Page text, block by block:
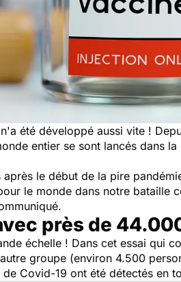
été développé aussi vite !
entier se sont lancés dans
après le début de la pire
le monde dans notre bataille
près de
échelle ! Dans cet essai qui
groupe (environ 4.500
de Covid-19 ont été détectés en